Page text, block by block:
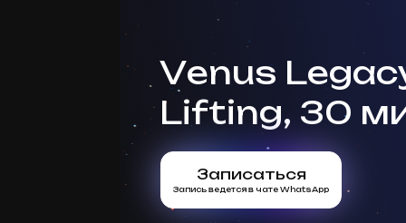
Venus
Lifting, 30
Записаться
Запись ведется в чате WhatsApp